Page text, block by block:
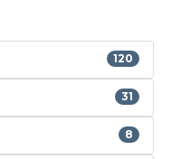
120
31
8